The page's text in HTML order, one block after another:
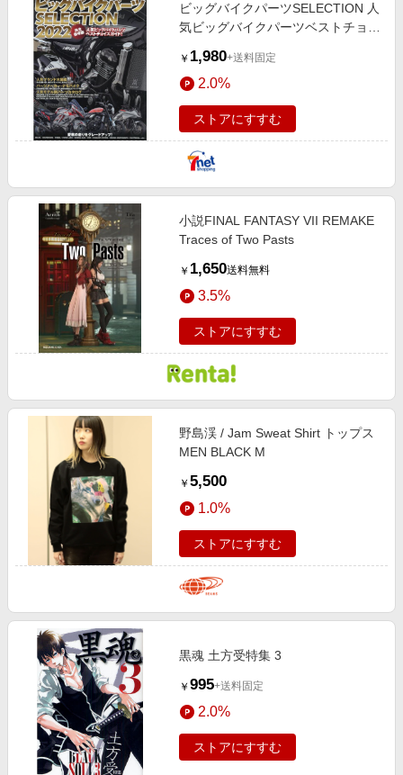
ビッグバイクパーツSELECTION 人
気ビッグバイクパーツベストチョイ
￥ 1,980+送料固定
2.0%
ストアにすすむ
小説FINAL FANTASY VII REMAKE
Traces of Two Pasts
￥ 1,650送料無料
3.5%
ストアにすすむ
野島渓 / Jam Sweat Shirt トップス
MEN BLACK M
￥ 5,500
1.0%
ストアにすすむ
黒魂 土方受特集 3
￥ 995+送料固定
2.0%
ストアにすすむ